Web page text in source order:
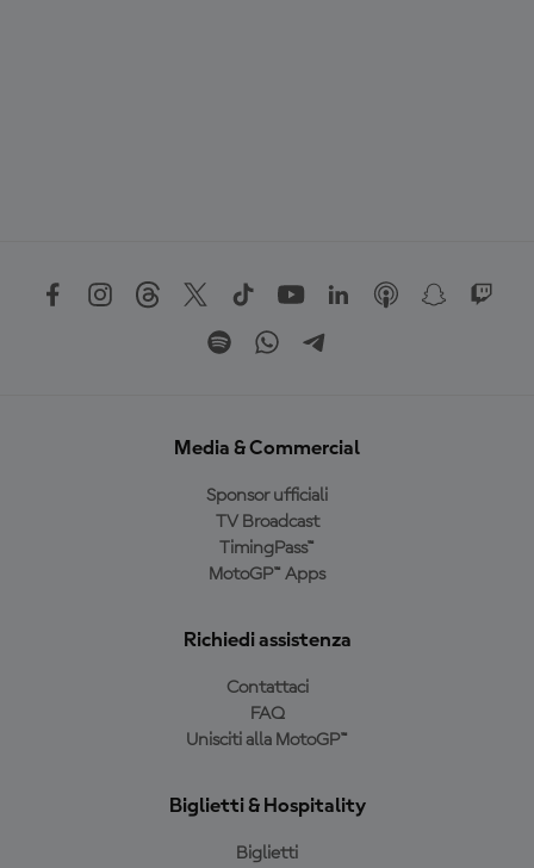
Media & Commercial
Sponsor ufficiali
TV Broadcast
TimingPass™
MotoGP™ Apps
Richiedi assistenza
Contattaci
FAQ
Unisciti alla MotoGP™
Biglietti & Hospitality
Biglietti